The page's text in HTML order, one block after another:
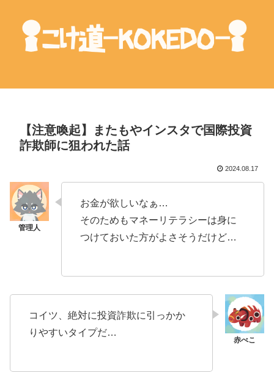
【注意喚起】またもやインスタで国際投資
詐欺師に狙われた話
2024.08.17
お金が欲しいなぁ…
そのためもマネーリテラシーは身に
つけておいた方がよさそうだけど…
コイツ、絶対に投資詐欺に引っかか
りやすいタイプだ…